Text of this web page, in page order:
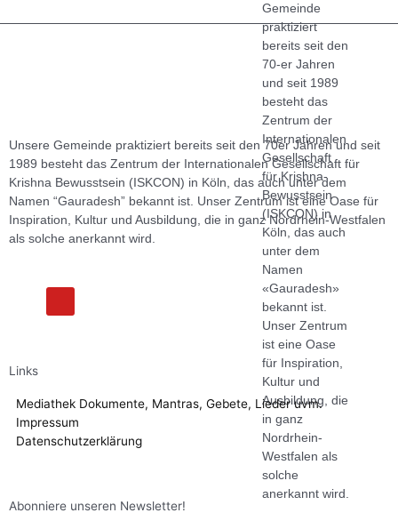
Gemeinde
praktiziert
bereits seit den
70-er Jahren
und seit 1989
besteht das
Zentrum der
Internationalen
Gesellschaft
für Krishna-
Bewusstsein
(ISKCON) in
Köln, das auch
unter dem
Namen
«Gauradesh»
bekannt ist.
Unser Zentrum
ist eine Oase
für Inspiration,
Kultur und
Ausbildung, die
in ganz
Nordrhein-
Westfalen als
solche
anerkannt wird.
Unsere Gemeinde praktiziert bereits seit den 70er Jahren und seit
1989 besteht das Zentrum der Internationalen Gesellschaft für
Krishna Bewusstsein (ISKCON) in Köln, das auch unter dem
Namen “Gauradesh” bekannt ist. Unser Zentrum ist eine Oase für
Inspiration, Kultur und Ausbildung, die in ganz Nordrhein-Westfalen
als solche anerkannt wird.
o
o
Links
Mediathek Dokumente, Mantras, Gebete, Lieder uvm.
Impressum
Datenschutzerklärung
Abonniere unseren Newsletter!